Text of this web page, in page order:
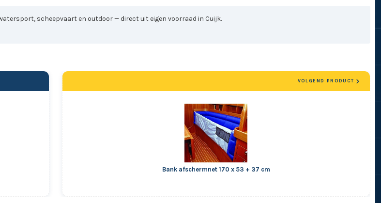
scheepvaart en outdoor — direct uit eigen voorraad in Cuijk.
Bank afschermnet 170 x 53 + 37 cm
VOLGEND PRODUCT